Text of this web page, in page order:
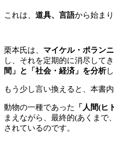
これは、 道具、言語から始まり
栗本氏は、 マイケル・ポラン
し、それを定期的に消尽してき
間」と「社会・経済」を分析
もう少し言い換えると、本書内
動物の一種であった 「人間(ヒ
まえながら、最終的(あくまで
されているのです。